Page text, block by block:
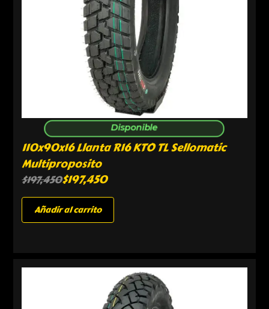
Disponible
110x90x16 Llanta R16 KTO TL Sellomatic
Multiproposito
$197,450$197,450
Añadir al carrito